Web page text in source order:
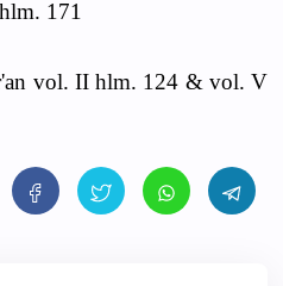
171
vol. II hlm. 124 & vol. V